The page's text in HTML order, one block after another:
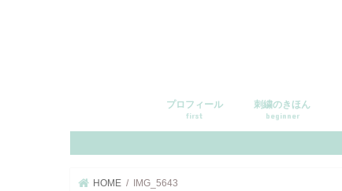
プロフィール
first
刺繍のきほん
beginner
HOME IMG_5643